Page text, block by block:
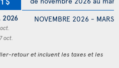
2026
oct.
NOVEMBRE 2026 - MARS
retour et incluent les taxes et les